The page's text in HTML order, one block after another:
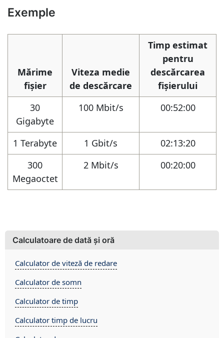
Exemple
Mărime
fișier
Viteza medie
de descărcare
Timp estimat
pentru
descărcarea
fișierului
30
Gigabyte
100 Mbit/s 00:52:00
1 Terabyte 1 Gbit/s
02:13:20
300
Megaoctet
2 Mbit/s 00:20:00
Calculatoare de dată și oră
Calculator de viteză de redare
Calculator de somn
Calculator de timp
Calculator timp de lucru